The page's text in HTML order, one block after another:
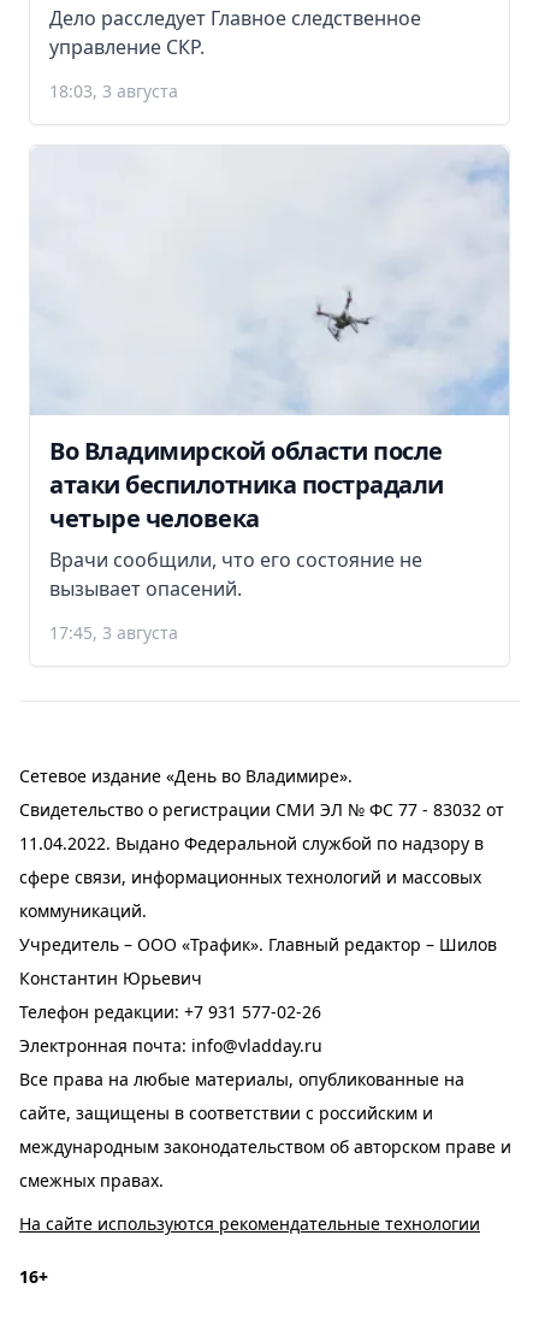
Дело расследует Главное следственное
управление СКР.
18:03, 3 августа
Во Владимирской области после
атаки беспилотника пострадали
четыре человека
Врачи сообщили, что его состояние не
вызывает опасений.
17:45, 3 августа
Сетевое издание «День во Владимире».
Свидетельство о регистрации СМИ ЭЛ № ФС 77 - 83032 от
11.04.2022. Выдано Федеральной службой по надзору в
сфере связи, информационных технологий и массовых
коммуникаций.
Учредитель – ООО «Трафик». Главный редактор – Шилов
Константин Юрьевич
Телефон редакции: +7 931 577-02-26
Электронная почта: info@vladday.ru
Все права на любые материалы, опубликованные на
сайте, защищены в соответствии с российским и
международным законодательством об авторском праве и
смежных правах.
На сайте используются рекомендательные технологии
16+